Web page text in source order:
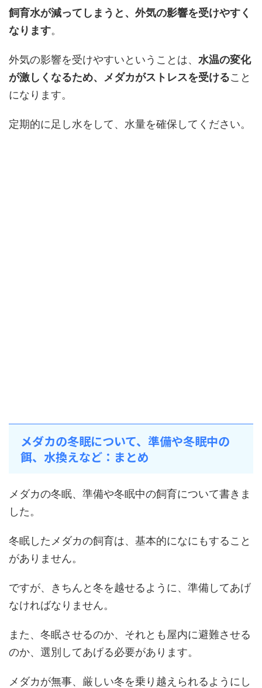
飼育水が減ってしまうと、外気の影響を受けやすく
なります。
外気の影響を受けやすいということは、 水温の変化
が激しくなるため、メダカがストレスを受けること
になります。
定期的に足し水をして、水量を確保してください。
メダカの冬眠について、準備や冬眠中の
餌、水換えなど：まとめ
メダカの冬眠、準備や冬眠中の飼育について書きま
した。
冬眠したメダカの飼育は、基本的になにもすること
がありません。
ですが、きちんと冬を越せるように、準備してあげ
なければなりません。
また、冬眠させるのか、それとも屋内に避難させる
のか、選別してあげる必要があります。
メダカが無事、厳しい冬を乗り越えられるようにし